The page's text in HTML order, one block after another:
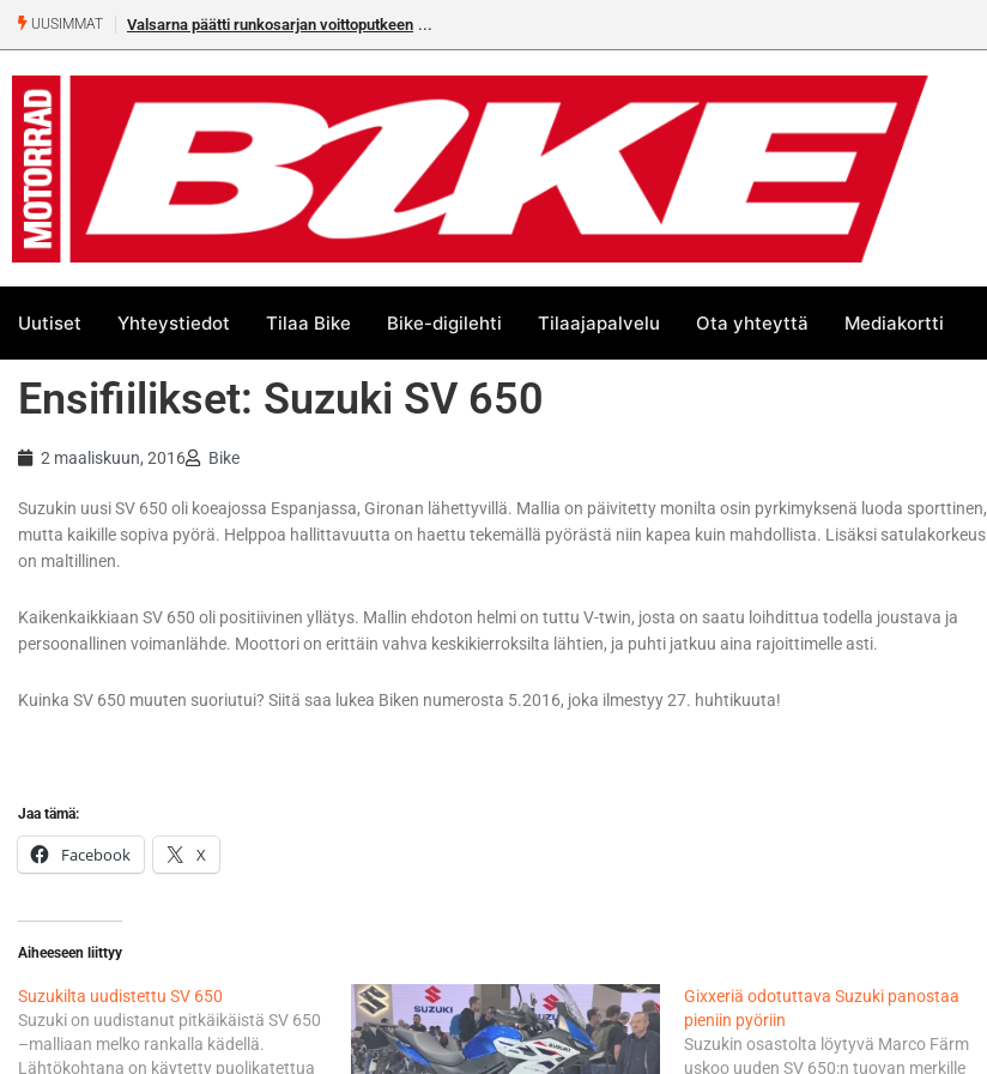
UUSIMMAT Valsarna päätti runkosarjan voittoputkeen
Uutiset Yhteystiedot Tilaa Bike Bike-digilehti Tilaajapalvelu Ota yhteyttä Mediakortti
Ensifiilikset: Suzuki SV 650
2 maaliskuun, 2016 Bike
Suzukin uusi SV 650 oli koeajossa Espanjassa, Gironan lähettyvillä. Mallia on päivitetty monilta osin pyrkimyksenä luoda sporttinen,
mutta kaikille sopiva pyörä. Helppoa hallittavuutta on haettu tekemällä pyörästä niin kapea kuin mahdollista. Lisäksi satulakorkeus
on maltillinen.
Kaikenkaikkiaan SV 650 oli positiivinen yllätys. Mallin ehdoton helmi on tuttu V-twin, josta on saatu loihdittua todella joustava ja
persoonallinen voimanlähde. Moottori on erittäin vahva keskikierroksilta lähtien, ja puhti jatkuu aina rajoittimelle asti.
Kuinka SV 650 muuten suoriutui? Siitä saa lukea Biken numerosta 5.2016, joka ilmestyy 27. huhtikuuta!
Jaa tämä:
Facebook X
Aiheeseen liittyy
Suzukilta uudistettu SV 650
Suzuki on uudistanut pitkäikäistä SV 650
–malliaan melko rankalla kädellä.
Lähtökohtana on käytetty puolikatettua
Gixxeriä odotuttava Suzuki panostaa
pieniin pyöriin
Suzukin osastolta löytyvä Marco Färm
uskoo uuden SV 650:n tuovan merkille